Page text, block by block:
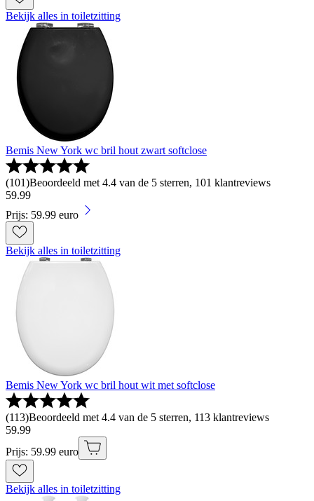
Bekijk alles in toiletzitting
Bemis New York wc bril hout zwart softclose
(101)Beoordeeld met 4.4 van de 5 sterren, 101 klantreviews
59.99
Prijs: 59.99 euro
Bekijk alles in toiletzitting
Bemis New York wc bril hout wit met softclose
(113)Beoordeeld met 4.4 van de 5 sterren, 113 klantreviews
59.99
Prijs: 59.99 euro
Bekijk alles in toiletzitting